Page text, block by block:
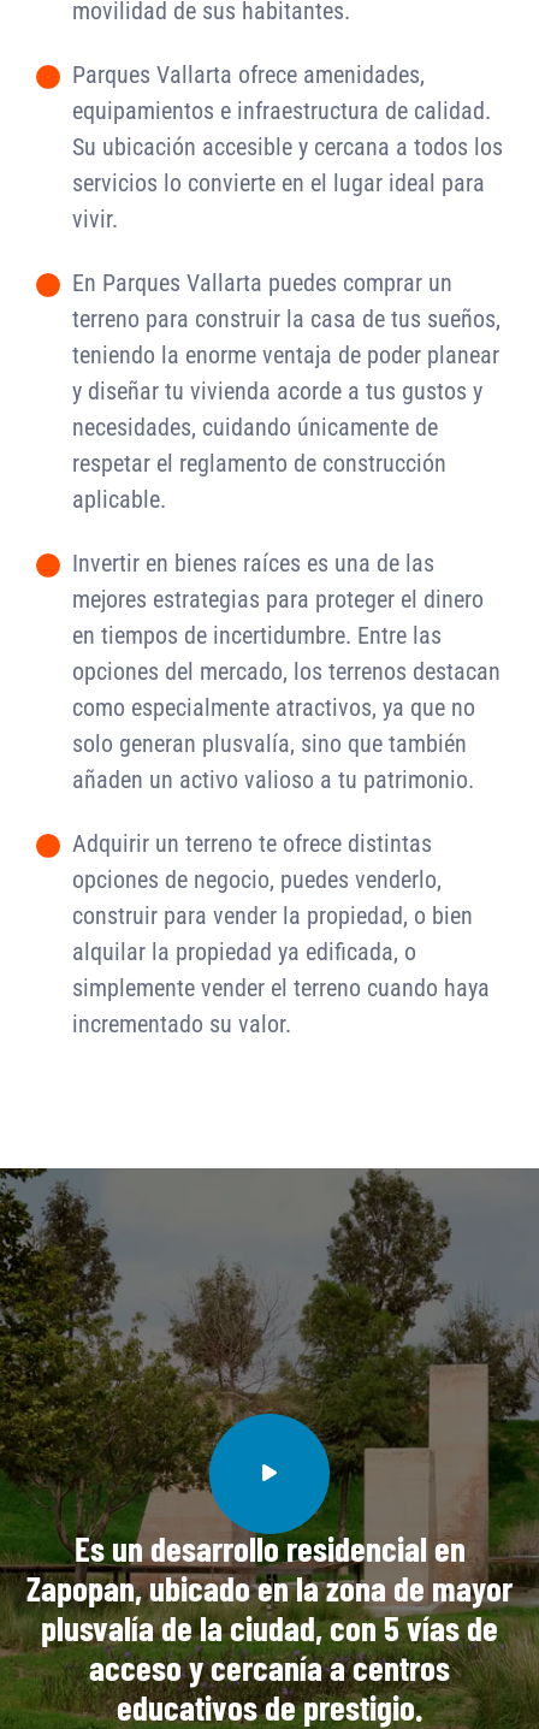
movilidad de sus habitantes.
-
Parques Vallarta ofrece amenidades,
equipamientos e infraestructura de calidad.
Su ubicación accesible y cercana a todos los
servicios lo convierte en el lugar ideal para
vivir.
-
En Parques Vallarta puedes comprar un
terreno para construir la casa de tus sueños,
teniendo la enorme ventaja de poder planear
y diseñar tu vivienda acorde a tus gustos y
necesidades, cuidando únicamente de
respetar el reglamento de construcción
aplicable.
-
Invertir en bienes raíces es una de las
mejores estrategias para proteger el dinero
en tiempos de incertidumbre. Entre las
opciones del mercado, los terrenos destacan
como especialmente atractivos, ya que no
solo generan plusvalía, sino que también
añaden un activo valioso a tu patrimonio.
-
Adquirir un terreno te ofrece distintas
opciones de negocio, puedes venderlo,
construir para vender la propiedad, o bien
alquilar la propiedad ya edificada, o
simplemente vender el terreno cuando haya
incrementado su valor.
Es un desarrollo residencial en
Zapopan, ubicado en la zona de mayor
plusvalía de la ciudad, con 5 vías de
acceso y cercanía a centros
educativos de prestigio.